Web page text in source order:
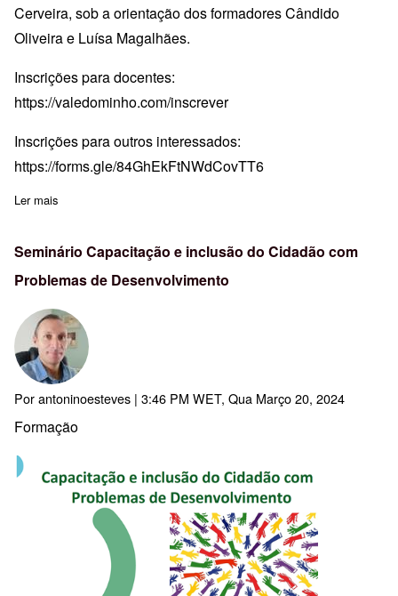
Cerveira, sob a orientação dos formadores Cândido
Oliveira e Luísa Magalhães.
Inscrições para docentes:
https://valedominho.com/inscrever
Inscrições para outros interessados:
https://forms.gle/84GhEkFtNWdCovTT6
Ler mais
Seminário Capacitação e inclusão do Cidadão com
Problemas de Desenvolvimento
Porantoninoesteves | 3:46 PM WET, Qua Março 20, 2024
Formação